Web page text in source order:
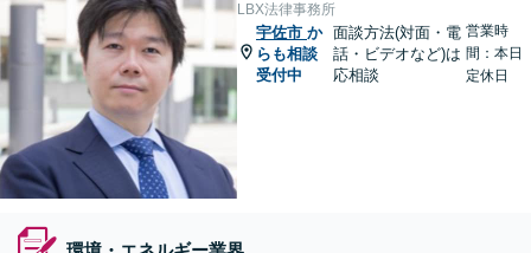
LBX法律事務所
宇佐市 か
らも相談
受付中
面談方法(対面・電
話・ビデオなど)は
応相談
営業時
間：本日
定休日